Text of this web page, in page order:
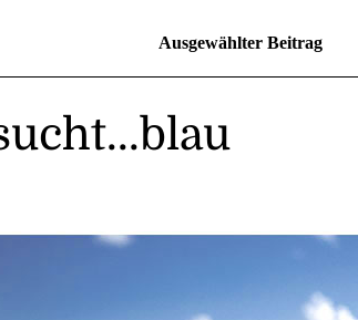
Ausgewählter Beitrag